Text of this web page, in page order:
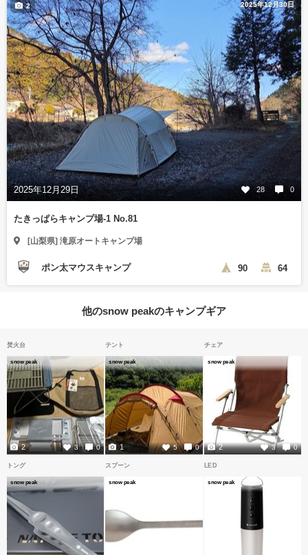
2025年12月30日
2025年12月29日 28 0
2
たきっぱらキャンプ場-1 No.81
[山梨県] 滝原オートキャンプ場
ポン太マウスキャンプ 90 64
他のsnow peakのキャンプギア
焚火台
snow peak
3 0
2
テント
snow peak
5 0
1
チェア
snow peak
3 0
2
トング
snow peak
スプーン
snow peak
LED
snow peak